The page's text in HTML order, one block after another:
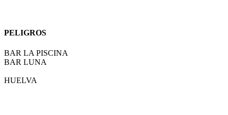
PELIGROS
BAR LA PISCINA
BAR LUNA
HUELVA